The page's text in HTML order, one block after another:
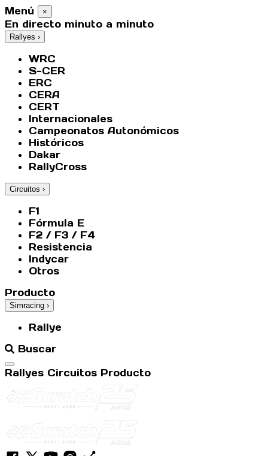
Menú ×
En directo minuto a minuto
Rallyes ›
WRC
S-CER
ERC
CERA
CERT
Internacionales
Campeonatos Autonómicos
Históricos
Dakar
RallyCross
Circuitos ›
F1
Fórmula E
F2 / F3 / F4
Resistencia
Indycar
Otros
Producto
Simracing ›
Rallye
Buscar
Abrir menú
Rallyes Circuitos Producto